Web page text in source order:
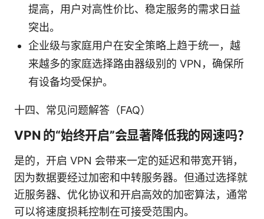
提高，用户对高性价比、稳定服务的需求日益
突出。
企业级与家庭用户在安全策略上趋于统一，越
来越多的家庭选择路由器级别的 VPN，确保所
有设备均受保护。
十四、常见问题解答（FAQ）
VPN 的“始终开启”会显著降低我的网速吗？
是的，开启 VPN 会带来一定的延迟和带宽开销，
因为数据要经过加密和中转服务器。但通过选择就
近服务器、优化协议和开启高效的加密算法，通常
可以将速度损耗控制在可接受范围内。